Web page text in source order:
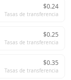
$0.24
Tasas de transferencia
$0.25
Tasas de transferencia
$0.35
Tasas de transferencia